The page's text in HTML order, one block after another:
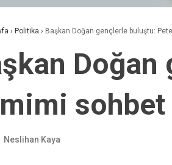
› Politika › Başkan Doğan gençlerle buluştu:
Doğan
sohbet
Neslihan Kaya